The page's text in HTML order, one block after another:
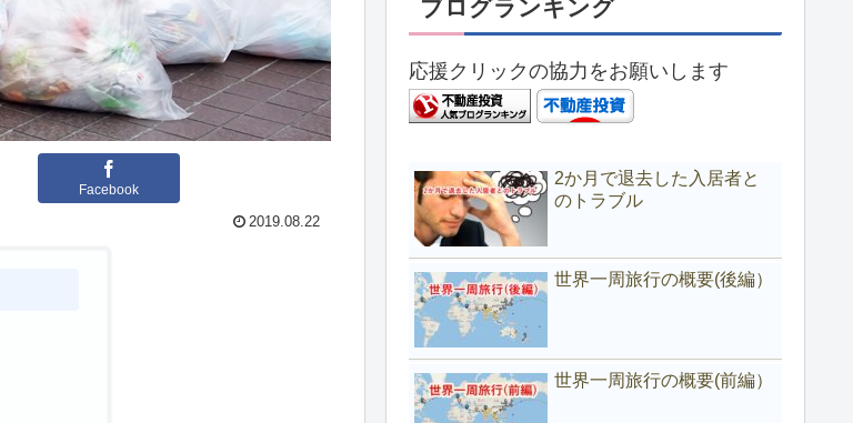
Facebook
2019.08.22
ブログランキング
応援クリックの協力をお願いします
2か月で退去した入居者と
のトラブル
世界一周旅行の概要(後編）
世界一周旅行の概要(前編）